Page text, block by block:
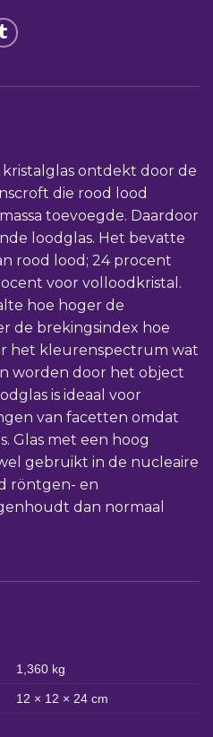
kristalglas ontdekt door de
die rood lood
toevoegde. Daardoor
loodglas. Het bevatte
rood lood; 24 procent
voor volloodkristal.
hoe hoger de
de brekingsindex hoe
het kleurenspectrum wat
worden door het object
is ideaal voor
van facetten omdat
Glas met een hoog
gebruikt in de nucleaire
röntgen- en
dan normaal
1,360 kg
12 × 12 × 24 cm